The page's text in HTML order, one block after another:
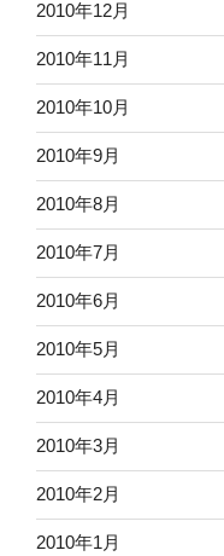
2010年12月
2010年11月
2010年10月
2010年9月
2010年8月
2010年7月
2010年6月
2010年5月
2010年4月
2010年3月
2010年2月
2010年1月